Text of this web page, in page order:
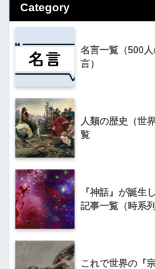
Category
名言一覧（500
言）
人類の歴史（世
覧
『神話』が誕生
記事一覧（時系列
これで世界の『